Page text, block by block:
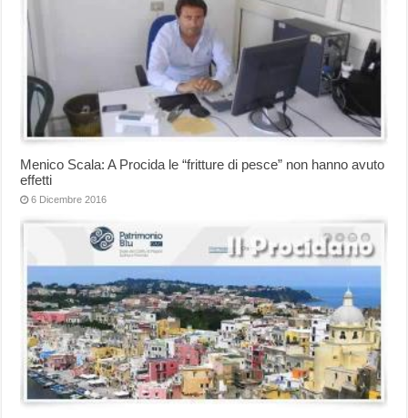
Menico Scala: A Procida le “fritture di pesce” non hanno avuto
effetti
6 Dicembre 2016